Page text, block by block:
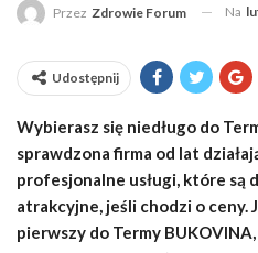
Przez Zdrowie Forum Na
Udostępnij
Wybierasz się niedługo do
sprawdzona firma od lat
profesjonalne usługi, które są
atrakcyjne, jeśli chodzi o ceny.
pierwszy do Termy